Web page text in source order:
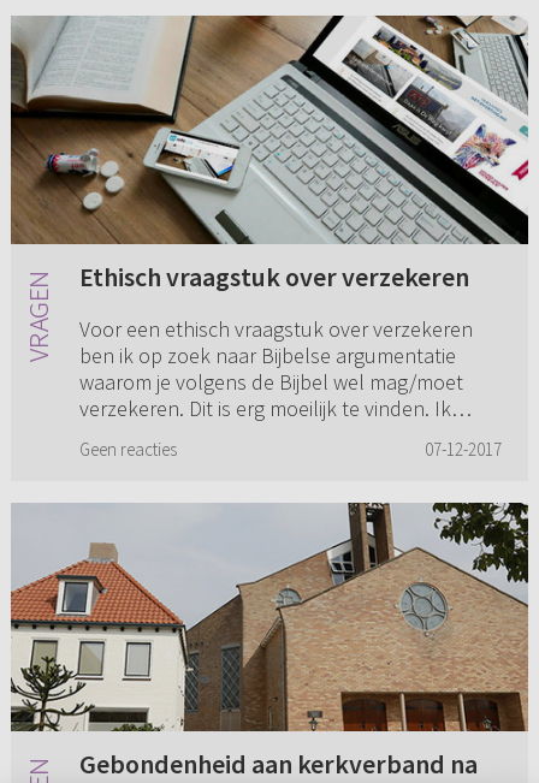
Ethisch vraagstuk over verzekeren
Voor een ethisch vraagstuk over verzekeren
ben ik op zoek naar Bijbelse argumentatie
waarom je volgens de Bijbel wel mag/moet
verzekeren. Dit is erg moeilijk te vinden. Ik
Geen reacties 07-12-2017
Gebondenheid aan kerkverband na